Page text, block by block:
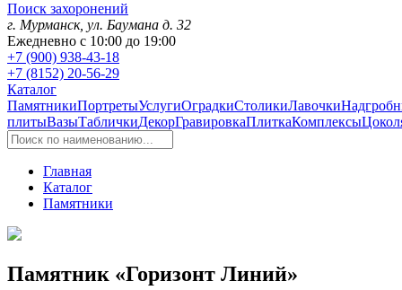
Поиск захоронений
г. Мурманск, ул. Баумана д. 32
Ежедневно с 10:00 до 19:00
+7 (900) 938-43-18
+7 (8152) 20-56-29
Каталог
ПамятникиПортретыУслугиОградкиСтоликиЛавочки
плитыВазыТабличкиДекорГравировкаПлиткаКомплексы
Главная
Каталог
Памятники
Памятник «Горизонт Линий»